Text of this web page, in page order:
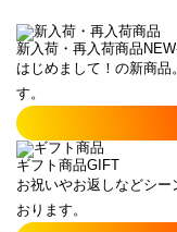
新入荷・再入荷商品
はじめまして！の新商
す。
ギフト商品GIFT
お祝いやお返しなどシ
おります。